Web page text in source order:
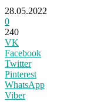
28.05.2022
0
240
VK
Facebook
Twitter
Pinterest
WhatsApp
Viber